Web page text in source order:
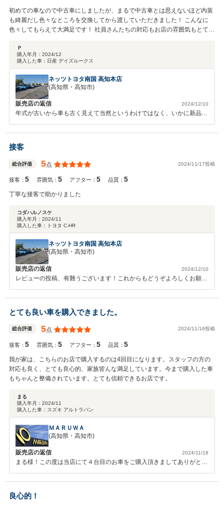
初めての車なので中古車にしましたが、まるで中古車とは思えないほど内装
も綺麗だし色々なところを交換してから渡していただきました！ こんなに
色々してもらえて大満足です！ 社員さんたちの対応もお店の雰囲気もとても
Ｐ
購入年月： 2024/12
購入した車： 日産 デイズルークス
ネッツトヨタ南国 高知本店
(高知県・高知市)
販売店の返信 2024/12/10
年式が古いから車も古く見えて当然というわけではなく、いかに新品に
近づけるかという思いで準備をさせていただいております。当社のまる
まるクリンのサービスも皆さまから好評をいただいていますので、納車
後も折々の車のメンテナンスでぜひご利用お待ちしております。
接客
総合評価 5点 2024/11/17投稿
接客：5 雰囲気：5 アフター：5 品質：5
丁寧な接客で助かりました
コダハルノスケ
購入年月： 2024/11
購入した車：
トヨタ C-HR
ネッツトヨタ南国 高知本店
(高知県・高知市)
販売店の返信 2024/12/10
レビューの投稿、有難うございます！これからもどうぞよろしくお願い
とても良い車を購入できました。
総合評価 5点 2024/11/16投稿
接客：5 雰囲気：5 アフター：5 品質：5
我が家は、こちらのお店で購入するのは4回目になります。スタッフの方の
対応も良く、とても良心的、家族皆んな満足しています。今まで購入した車
もちゃんと整備されています。とても信頼できるお店です。
まる
購入年月： 2024/11
購入した車： スズキ アルトラパン
ＭＡＲＵＷＡ
(高知県・高知市)
販売店の返信 2024/11/18
まる様！この度は当店にて４台目のお車をご購入頂きましてありがとう
ございます。!(^^)!また、このような高評価☆を頂きまして大変嬉しいで
す。(*^▽^*)今後も今まで以上に、ご満足頂けるように対応させて頂き
ますので、末永いお付き合いよろしくお願い致します。
良心的！